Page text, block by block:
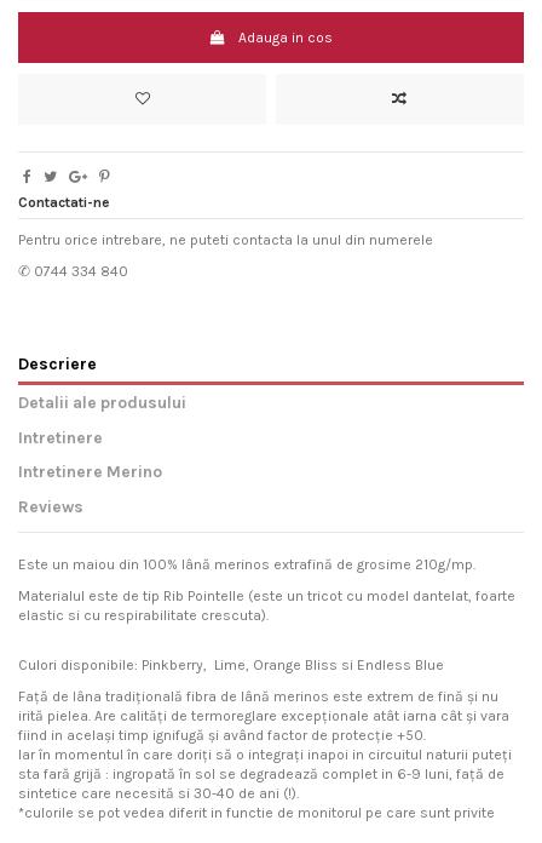
Adauga in cos
Contactati-ne
Pentru orice intrebare, ne puteti contacta la unul din numerele
✆ 0744 334 840
Descriere
Detalii ale produsului
Intretinere
Intretinere Merino
Reviews
Este un maiou din 100% lână merinos extrafină de grosime 210g/mp.
Materialul este de tip Rib Pointelle (este un tricot cu model dantelat, foarte
elastic si cu respirabilitate crescuta).
Culori disponibile: Pinkberry, Lime, Orange Bliss si Endless Blue
Față de lâna tradițională fibra de lână merinos este extrem de fină și nu
irită pielea. Are calități de termoreglare excepționale atât iarna cât și vara
fiind in același timp ignifugă și având factor de protecție +50.
Iar în momentul în care doriți să o integrați inapoi in circuitul naturii puteți
sta fară grijă : ingropată în sol se degradează complet in 6-9 luni, față de
sintetice care necesită si 30-40 de ani (!).
*culorile se pot vedea diferit in functie de monitorul pe care sunt privite